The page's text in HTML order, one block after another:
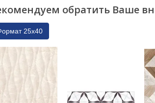
обратить Ваше
25x40